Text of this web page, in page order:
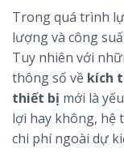
Trong quá trình
lượng và công
Tuy nhiên với
thông số về kích
thiết bị mới là
lợi hay không, hệ
chi phí ngoài dự